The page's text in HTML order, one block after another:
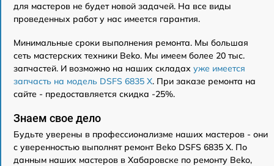
для мастеров не будет новой задачей. На все виды
проведенных работ у нас имеется гарантия.
Минимальные сроки выполнения ремонта. Мы большая
сеть мастерских техники Beko. Мы имеем более 20 тыс.
запчастей. И возможно на наших складах уже имеется
запчасть на модель DSFS 6835 X. При заказе ремонта на
сайте - предоставляется скидка -25%.
Знаем свое дело
Будьте уверены в профессионализме наших мастеров - они
с уверенностью выполнят ремонт Beko DSFS 6835 X. По
данным наших мастеров в Хабаровске по ремонту Beko,